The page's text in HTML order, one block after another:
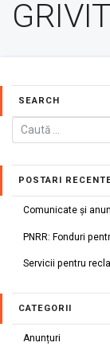
SEARCH
POSTARI
Comunicate și
PNRR: Fonduri
Servicii pentru
CATEGORII
Anunțuri